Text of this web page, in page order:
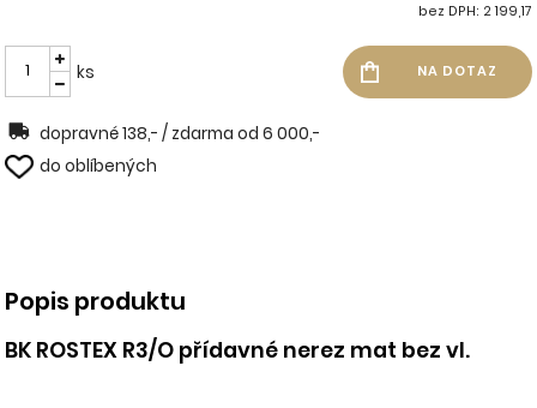
bez DPH: 2 199,17
ks
dopravné 138,- / zdarma od 6 000,-
do oblíbených
Popis produktu
BK ROSTEX R3/O přídavné nerez mat bez vl.